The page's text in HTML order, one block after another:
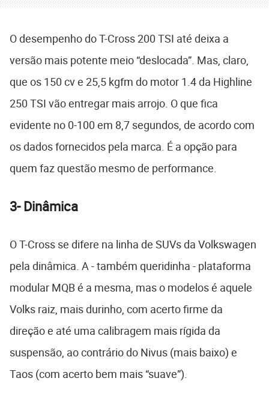
O desempenho do T-Cross 200 TSI até deixa a
versão mais potente meio “deslocada”. Mas, claro,
que os 150 cv e 25,5 kgfm do motor 1.4 da Highline
250 TSI vão entregar mais arrojo. O que fica
evidente no 0-100 em 8,7 segundos, de acordo com
os dados fornecidos pela marca. É a opção para
quem faz questão mesmo de performance.
3- Dinâmica
O T-Cross se difere na linha de SUVs da Volkswagen
pela dinâmica. A - também queridinha - plataforma
modular MQB é a mesma, mas o modelos é aquele
Volks raiz, mais durinho, com acerto firme da
direção e até uma calibragem mais rígida da
suspensão, ao contrário do Nivus (mais baixo) e
Taos (com acerto bem mais “suave”).